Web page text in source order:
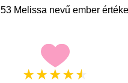
53 Melissa nevű ember
★★★★★